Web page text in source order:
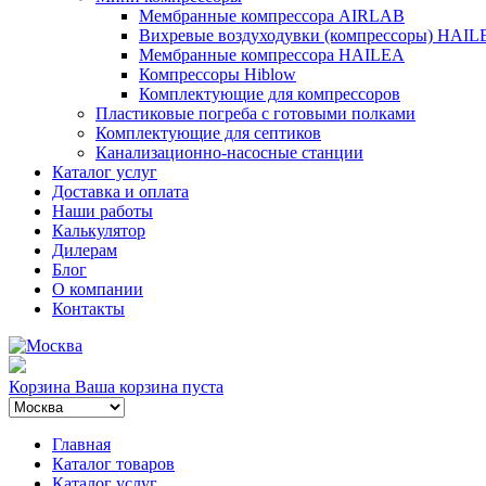
Мембранные компрессора AIRLAB
Вихревые воздуходувки (компрессоры)
Мембранные компрессора HAILEA
Компрессоры Hiblow
Комплектующие для компрессоров
Пластиковые погреба с готовыми полками
Комплектующие для септиков
Канализационно-насосные станции
Каталог услуг
Доставка и оплата
Наши работы
Калькулятор
Дилерам
Блог
О компании
Контакты
Корзина Ваша корзина пуста
Главная
Каталог товаров